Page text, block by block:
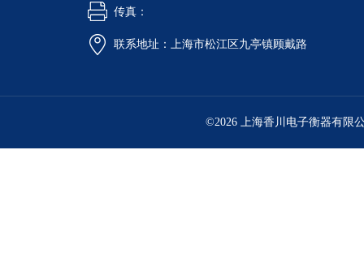
传真：
联系地址：上海市松江区九亭镇顾戴路
©2026 上海香川电子衡器有限